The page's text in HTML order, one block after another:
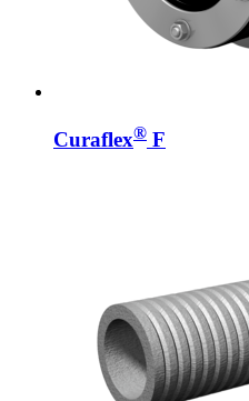
Curaflex® F